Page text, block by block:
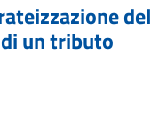
del
un tributo